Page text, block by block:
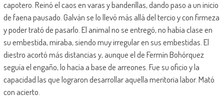
capotero. Reinó el caos en varas y banderillas, dando paso a un inicio
de faena pausado. Galván se lo llevó más allá del tercio y con firmeza
y poder trató de pasarlo. El animal no se entregó, no había clase en
su embestida, miraba, siendo muy irregular en sus embestidas. El
diestro acortó más distancias y, aunque el de Fermín Bohórquez
seguía el engaño, lo hacía a base de arreones. Fue su oficio y la
capacidad las que lograron desarrollar aquella meritoria labor. Mató
con acierto.